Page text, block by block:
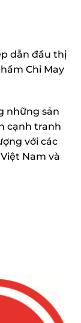
dẫn đầu thị
Chỉ May
những sản
cạnh tranh
với các
Nam và